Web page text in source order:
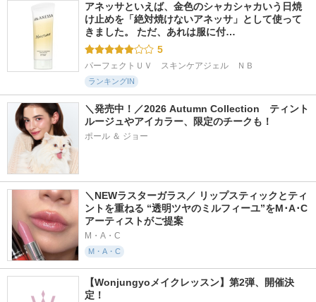
アネッサといえば、金色のシャカシャカいう日焼
け止めを「絶対焼けないアネッサ」として使って
きました。 ただ、あれは服に付…
5
パーフェクトＵＶ　スキンケアジェル　ＮＢ
ランキングIN
＼発売中！／2026 Autumn Collection　ティント
ルージュやアイカラー、限定のチークも！
ポール ＆ ジョー
＼NEWラスターガラス／ リップスティックとティ
ントを重ねる “透明ツヤのミルフィーユ”をM･A･C
アーティストがご提案
M・A・C
M・A・C
【Wonjungyoメイクレッスン】第2弾、開催決
定！